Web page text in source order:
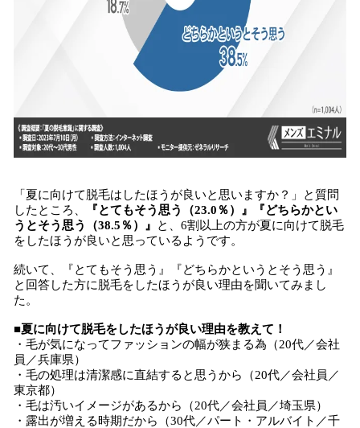
「夏に向けて脱毛はしたほうが良いと思いますか？」と質問
したところ、
『とてもそう思う（23.0％）』『どちらかとい
うとそう思う（38.5％）』
と、6割以上の方が夏に向けて脱毛
をしたほうが良いと思っているようです。
続いて、『とてもそう思う』『どちらかというとそう思う』
と回答した方に脱毛をしたほうが良い理由を聞いてみまし
た。
■夏に向けて脱毛をしたほうが良い理由を教えて！
・毛が気になってファッションの幅が狭まる為（20代／会社
員／兵庫県）
・毛の処理は清潔感に直結すると思うから（20代／会社員／
東京都）
・毛は汚いイメージがあるから（20代／会社員／埼玉県）
・露出が増える時期だから（30代／パート・アルバイト／千